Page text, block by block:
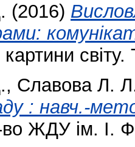
(2016)
картини
, Славова Л.
: навч.-
ЖДУ ім. І.